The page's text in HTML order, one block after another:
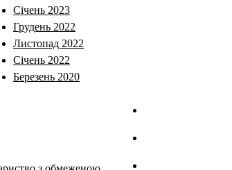
Січень 2023
Грудень 2022
Листопад 2022
Січень 2022
Березень 2020